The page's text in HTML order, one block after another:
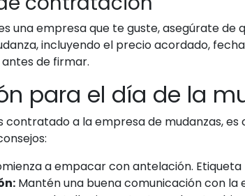
una empresa que te guste, asegúrate
incluyendo el precio acordado,
de firmar.
para el día de la
contratado a la empresa de mudanzas,
a empacar con antelación.
Mantén una buena comunicación con